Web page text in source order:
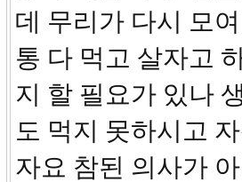
데 무리가 다시 모
통 다 먹고 살자고
지 할 필요가 있나
도 먹지 못하시고
자요 참된 의사가